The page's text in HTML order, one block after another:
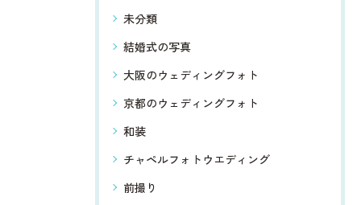
未分類
結婚式の写真
大阪のウェディングフォト
京都のウェディングフォト
和装
チャペルフォトウエディング
前撮り